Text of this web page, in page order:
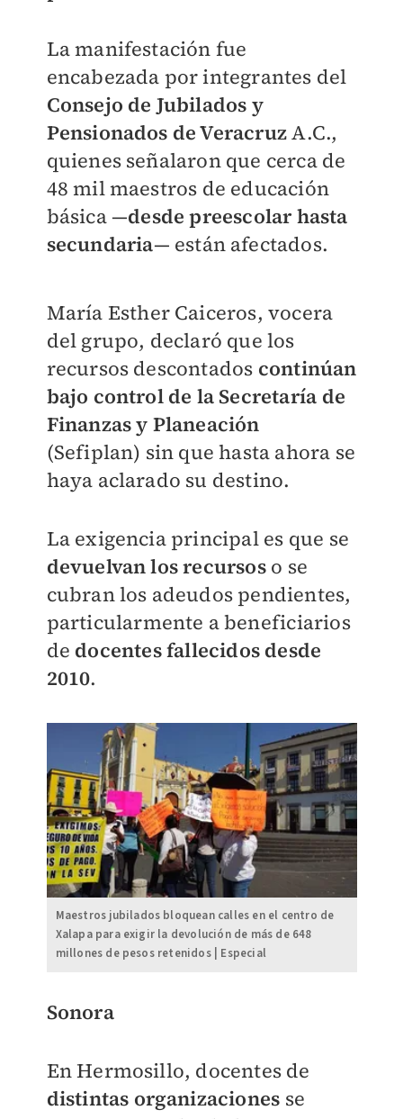
La manifestación fue
encabezada por integrantes del
Consejo de Jubilados y
Pensionados de VeracruzA.C.,
quienes señalaron que cerca de
48 mil maestros de educación
básica —desde preescolar hasta
secundaria— están afectados.
María Esther Caiceros, vocera
del grupo, declaró que los
recursos descontados continúan
bajo control de la Secretaría de
Finanzas y Planeación
(Sefiplan) sin que hasta ahora se
haya aclarado su destino.
La exigencia principal es que se
devuelvan los recursoso se
cubran los adeudos pendientes,
particularmente a beneficiarios
de docentes fallecidos desde
2010.
Maestros jubilados bloquean calles en el centro de
Xalapa para exigir la devolución de más de 648
millones de pesos retenidos | Especial
Sonora
En Hermosillo, docentes de
distintas organizaciones se